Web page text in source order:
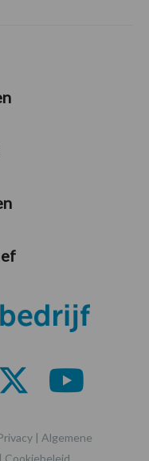
| Algemene
| Cookiebeleid